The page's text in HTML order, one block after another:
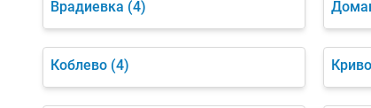
Врадиевка (4)
Коблево (4)